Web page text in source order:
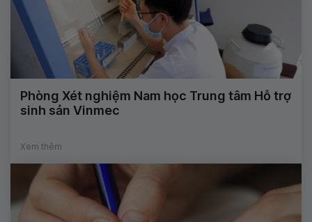
Phòng Xét nghiệm Nam học Trung tâm Hỗ trợ
sinh sản Vinmec
Xem thêm